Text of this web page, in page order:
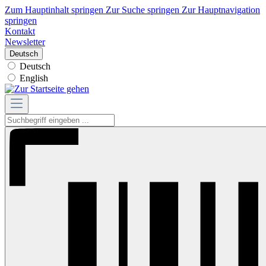
Zum Hauptinhalt springen Zur Suche springen Zur Hauptnavigation
springen
Kontakt
Newsletter
Deutsch
Deutsch
English